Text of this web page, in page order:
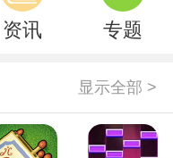
资讯 专题
显示全部 >